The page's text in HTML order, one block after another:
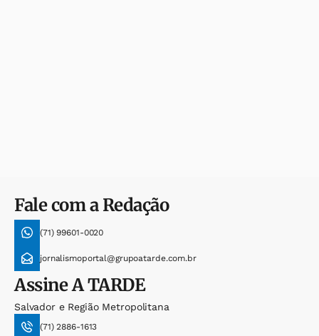
Fale com a Redação
(71) 99601-0020
jornalismoportal@grupoatarde.com.br
AssineA TARDE
Salvador e Região Metropolitana
(71) 2886-1613